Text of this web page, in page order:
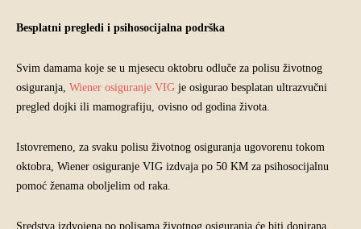
Besplatni pregledi i psihosocijalna podrška
Svim damama koje se u mjesecu oktobru odluče za polisu životnog
osiguranja, Wiener osiguranje VIG je osigurao besplatan ultrazvučni
pregled dojki ili mamografiju, ovisno od godina života.
Istovremeno, za svaku polisu životnog osiguranja ugovorenu tokom
oktobra, Wiener osiguranje VIG izdvaja po 50 KM za psihosocijalnu
pomoć ženama oboljelim od raka.
Sredstva izdvojena po polisama životnog osiguranja će biti donirana